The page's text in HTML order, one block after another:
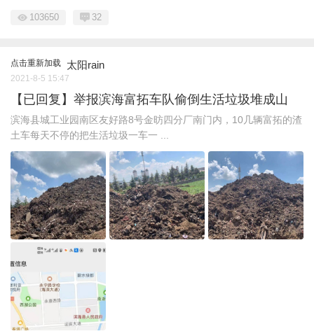
103650 32
点击重新加载 太阳rain
2021-8-5 15:47
【已回复】举报滨海富拓车队偷倒生活垃圾堆成山
滨海县城工业园南区友好路8号金昉四分厂南门内，10几辆富拓的渣
土车每天不停的把生活垃圾一车一 ...